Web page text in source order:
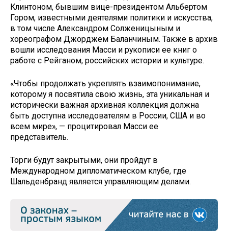
Клинтоном, бывшим вице-президентом Альбертом
Гором, известными деятелями политики и искусства,
в том числе Александром Солженицыным и
хореографом Джорджем Баланчиным. Также в архив
вошли исследования Масси и рукописи ее книг о
работе с Рейганом, российских истории и культуре.
«Чтобы продолжать укреплять взаимопонимание,
которому я посвятила свою жизнь, эта уникальная и
исторически важная архивная коллекция должна
быть доступна исследователям в России, США и во
всем мире», — процитировал Масси ее
представитель.
Торги будут закрытыми, они пройдут в
Международном дипломатическом клубе, где
Шальденбранд является управляющим делами.